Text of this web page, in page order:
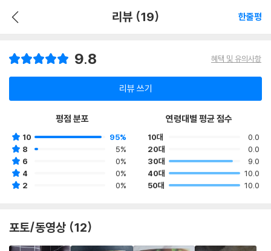
리뷰 (19) 한줄평
9.8 혜택 및 유의사항
리뷰 쓰기
평점 분포
10
95%
8
5%
6
0%
4
0%
2
0%
연령대별 평균 점수
10대
0.0
20대
0.0
30대
9.0
40대
10.0
50대
10.0
포토/동영상 (12)